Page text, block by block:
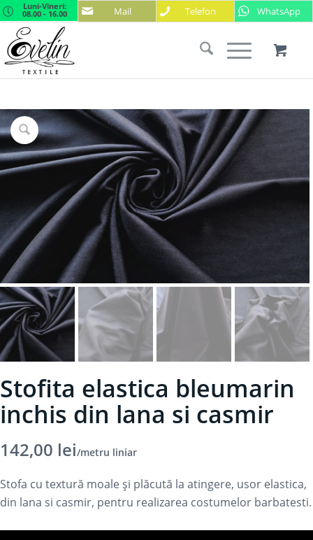
Mail Telefon WhatsApp
Luni-Vineri:
08.00 - 16.00
Stofita elastica bleumarin
inchis din lana si casmir
142,00 lei/metru liniar
Stofa cu textură moale și plăcută la atingere, usor elastica,
din lana si casmir, pentru realizarea costumelor barbatesti.